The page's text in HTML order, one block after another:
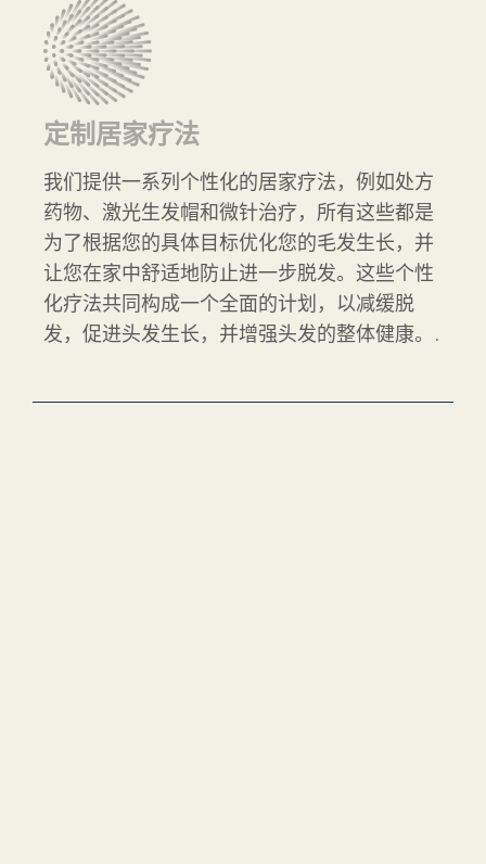
定制居家疗法
我们提供一系列个性化的居家疗法，例如处方
药物、激光生发帽和微针治疗，所有这些都是
为了根据您的具体目标优化您的毛发生长，并
让您在家中舒适地防止进一步脱发。这些个性
化疗法共同构成一个全面的计划，以减缓脱
发，促进头发生长，并增强头发的整体健康。.